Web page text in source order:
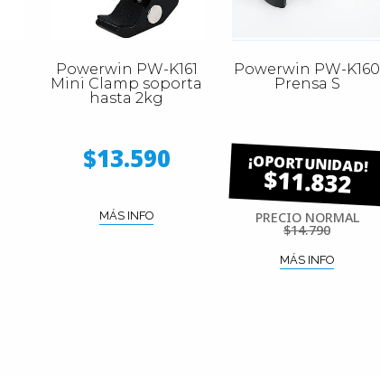
Powerwin PW-K161
Mini Clamp soporta
hasta 2kg
$13.590
MÁS INFO
Powerwin PW-K160
Prensa S
$11.832
PRECIO NORMAL
$14.790
MÁS INFO